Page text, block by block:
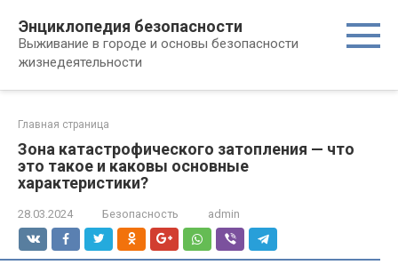
контенту
Энциклопедия безопасности
Выживание в городе и основы безопасности
жизнедеятельности
Главная страница
Зона катастрофического затопления — что
это такое и каковы основные
характеристики?
28.03.2024 Безопасность admin